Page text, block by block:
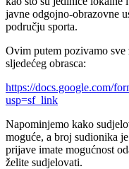
javne odgojno-obrazovne
području sporta.
Ovim putem pozivamo sve
sljedećeg obrasca:
https://docs.google.com/
usp=sf_link
Napominjemo kako
moguće, a broj sudionika
prijave imate mogućnost
želite sudjelovati.